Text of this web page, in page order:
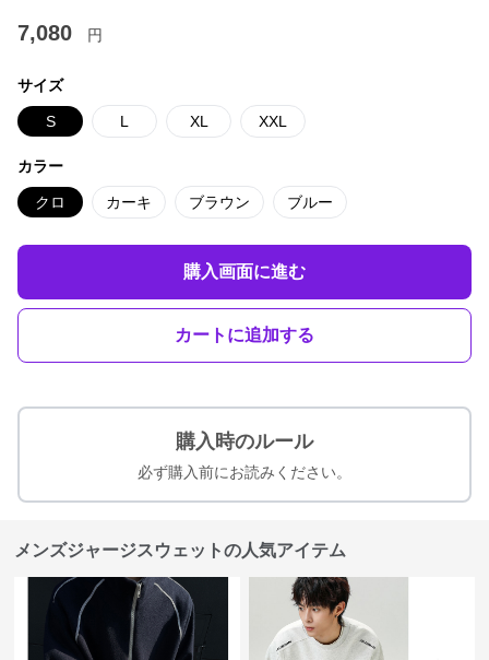
7,080 円
サイズ
S L XL XXL
カラー
クロ カーキ ブラウン ブルー
購入画面に進む
カートに追加する
購入時のルール
必ず購入前にお読みください。
メンズジャージスウェットの人気アイテム